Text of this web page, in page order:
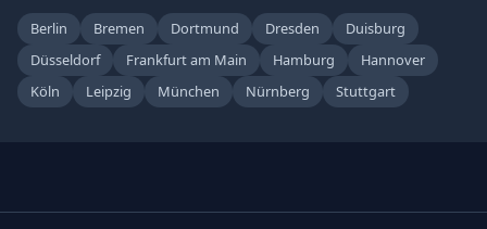
Berlin Bremen Dortmund Dresden
Duisburg
Düsseldorf
Frankfurt am Main Hamburg
Hannover
Köln
Leipzig München Nürnberg Stuttgart